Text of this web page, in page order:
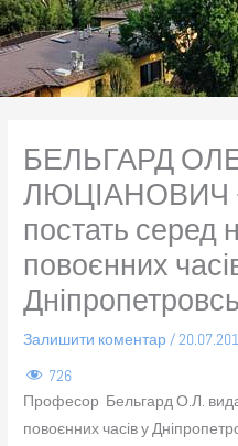
БЕЛЬГАРД
ЛЮЦІАНОВИЧ
постать серед
повоєнних
Залишити коментар/
726
Професор Бельгард О.Л.
повоєнних часів у